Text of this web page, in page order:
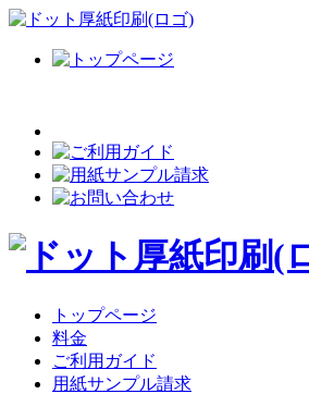
トップページ
料金
ご利用ガイド
用紙サンプル請求